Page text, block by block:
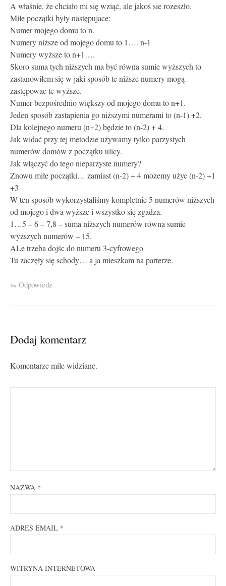
A właśnie, że chciało mi się wziąć, ale jakoś sie rozeszło.
Miłe początki były następujace:
Numer mojego domu to n.
Numery niższe od mojego domu to 1…. n-1
Numery wyższe to n+1….
Skoro suma tych niższych ma być równa sumie wyższych to
zastanowiłem się w jaki sposób te niższe numery mogą
zastępowac te wyższe.
Numer bezpośrednio większy od mojego domu to n+1.
Jeden sposób zastapienia go niższymi numerami to (n-1) +2.
Dla kolejnego numeru (n+2) będzie to (n-2) + 4.
Jak widać przy tej metodzie używamy tylko parzystych
numerów domów z początku ulicy.
Jak włączyć do tego nieparzyste numery?
Znowu miłe początki… zamiast (n-2) + 4 mozemy użyc (n-2) +1
+3
W ten sposób wykorzystaliśmy kompletnie 5 numerów niższych
od mojego i dwa wyższe i wszystko się zgadza.
1…5 – 6 – 7,8 – suma niższych numerów równa sumie
wyższych numerów – 15.
ALe trzeba dojśc do numeru 3-cyfrowego
Tu zaczęły się schody… a ja mieszkam na parterze.
Odpowiedz
Dodaj komentarz
Komentarze mile widziane.
NAZWA *
ADRES EMAIL *
WITRYNA INTERNETOWA